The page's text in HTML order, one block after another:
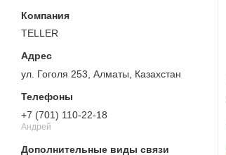
TELLER
ул. Гоголя 253, Алматы, Казахстан
+7 (701) 110-22-18
Андрей